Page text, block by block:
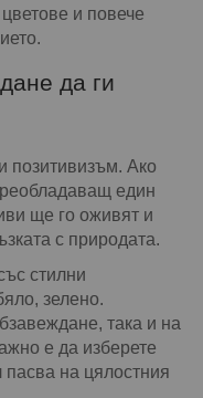
и повече
да ги
позитивизъм. Ако
един
ще го оживят и
с природата.
стилни
зелено.
така и на
е да изберете
пасва на цялостния